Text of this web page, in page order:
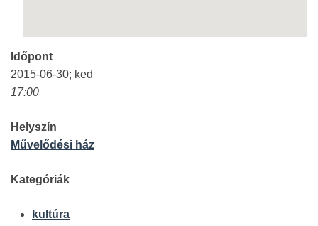
Időpont
2015-06-30; ked
17:00
Helyszín
Művelődési ház
Kategóriák
kultúra